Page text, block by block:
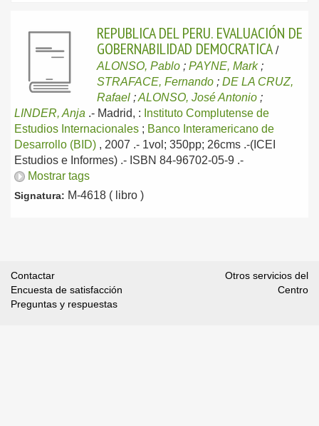
REPUBLICA DEL PERU. EVALUACIÓN DE
GOBERNABILIDAD DEMOCRATICA /
ALONSO, Pablo ; PAYNE, Mark;
STRAFACE, Fernando ; DE LA CRUZ,
Rafael ;ALONSO, José Antonio ;
LINDER, Anja .- Madrid, : Instituto Complutense de
Estudios Internacionales ; Banco Interamericano de
Desarrollo (BID) , 2007 .- 1vol; 350pp; 26cms .-(ICEI
Estudios e Informes) .- ISBN 84-96702-05-9 .-
Mostrar tags
Signatura: M-4618 ( libro )
Contactar
Encuesta de satisfacción
Preguntas y respuestas
Otros servicios del
Centro